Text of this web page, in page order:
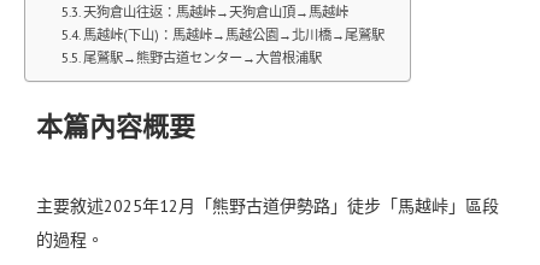
天狗倉山往返：馬越峠→天狗倉山頂→馬越峠
馬越峠(下山)：馬越峠→馬越公園→北川橋→尾鷲駅
尾鷲駅→熊野古道センター→大曾根浦駅
本篇內容概要
主要敘述2025年12月「熊野古道伊勢路」徒步「馬越峠」區段
的過程。